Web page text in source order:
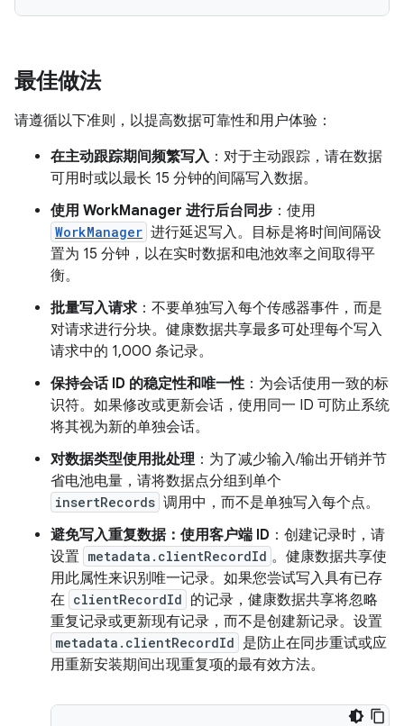
最佳做法
请遵循以下准则，以提高数据可靠性和用户体验：
在主动跟踪期间频繁写入：对于主动跟踪，请在数据
可用时或以最长 15 分钟的间隔写入数据。
使用 WorkManager 进行后台同步 ：使用
WorkManager 进行延迟写入。目标是将时间间隔设
置为 15 分钟，以在实时数据和电池效率之间取得平
衡。
批量写入请求 ：不要单独写入每个传感器事件，而是
对请求进行分块。健康数据共享最多可处理每个写入
请求中的 1,000 条记录。
保持会话 ID 的稳定性和唯一性：为会话使用一致的标
识符。如果修改或更新会话，使用同一 ID 可防止系统
将其视为新的单独会话。
对数据类型使用批处理：为了减少输入/输出开销并节
省电池电量，请将数据点分组到单个
insertRecords 调用中，而不是单独写入每个点。
避免写入重复数据：使用客户端 ID ：创建记录时，请
设置 metadata.clientRecordId 。健康数据共享使
用此属性来识别唯一记录。如果您尝试写入具有已存
在 clientRecordId 的记录，健康数据共享将忽略
重复记录或更新现有记录，而不是创建新记录。设置
metadata.clientRecordId 是防止在同步重试或应
用重新安装期间出现重复项的最有效方法。